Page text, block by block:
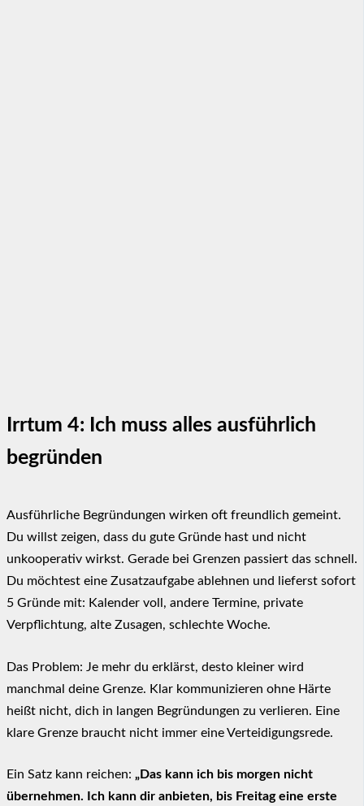
Irrtum 4: Ich muss alles ausführlich
begründen
Ausführliche Begründungen wirken oft freundlich gemeint.
Du willst zeigen, dass du gute Gründe hast und nicht
unkooperativ wirkst. Gerade bei Grenzen passiert das schnell.
Du möchtest eine Zusatzaufgabe ablehnen und lieferst sofort
5 Gründe mit: Kalender voll, andere Termine, private
Verpflichtung, alte Zusagen, schlechte Woche.
Das Problem: Je mehr du erklärst, desto kleiner wird
manchmal deine Grenze. Klar kommunizieren ohne Härte
heißt nicht, dich in langen Begründungen zu verlieren. Eine
klare Grenze braucht nicht immer eine Verteidigungsrede.
Ein Satz kann reichen: „Das kann ich bis morgen nicht
übernehmen. Ich kann dir anbieten, bis Freitag eine erste